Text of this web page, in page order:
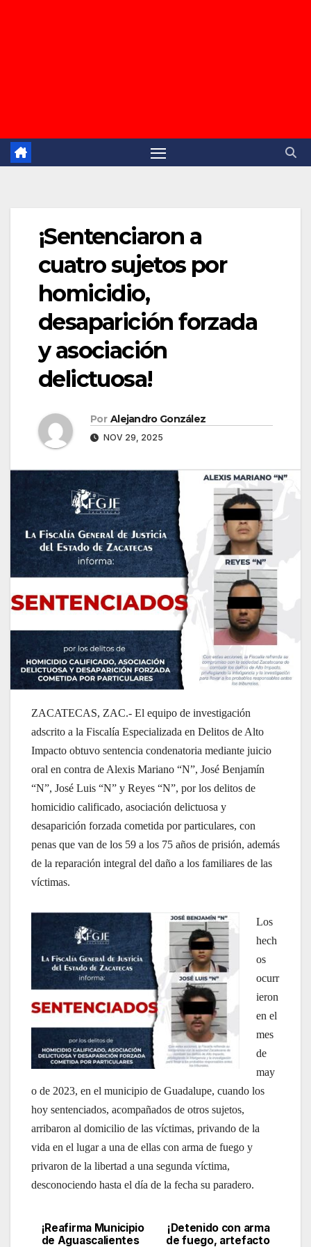
¡Sentenciaron a
cuatro sujetos por
homicidio,
desaparición forzada
y asociación
delictuosa!
Por Alejandro González
NOV 29, 2025
ZACATECAS, ZAC.- El equipo de investigación
adscrito a la Fiscalía Especializada en Delitos de Alto
Impacto obtuvo sentencia condenatoria mediante juicio
oral en contra de Alexis Mariano “N”, José Benjamín
“N”, José Luis “N” y Reyes “N”, por los delitos de
homicidio calificado, asociación delictuosa y
desaparición forzada cometida por particulares, con
penas que van de los 59 a los 75 años de prisión, además
de la reparación integral del daño a los familiares de las
víctimas.
Los
hech
os
ocurr
ieron
en el
mes
de
may
o de 2023, en el municipio de Guadalupe, cuando los
hoy sentenciados, acompañados de otros sujetos,
arribaron al domicilio de las víctimas, privando de la
vida en el lugar a una de ellas con arma de fuego y
privaron de la libertad a una segunda víctima,
desconociendo hasta el día de la fecha su paradero.
Navegación
¡Detenido con arma
de fuego, artefacto
¡Reafirma Municipio
de Aguascalientes